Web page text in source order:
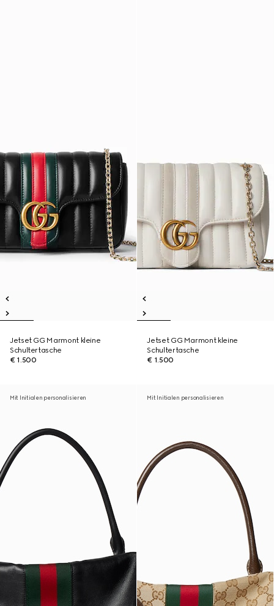
Jetset GG Marmont kleine
Schultertasche
€ 1.500
Jetset GG Marmont kleine
Schultertasche
€ 1.500
Mit Initialen personalisieren Mit Initialen personalisieren